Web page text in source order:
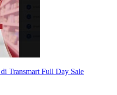
Transmart Full Day Sale